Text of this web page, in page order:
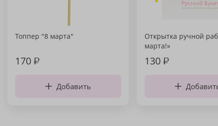
Топпер "8 марта"
170₽
Добавить
Открытка ручной
марта!»
130₽